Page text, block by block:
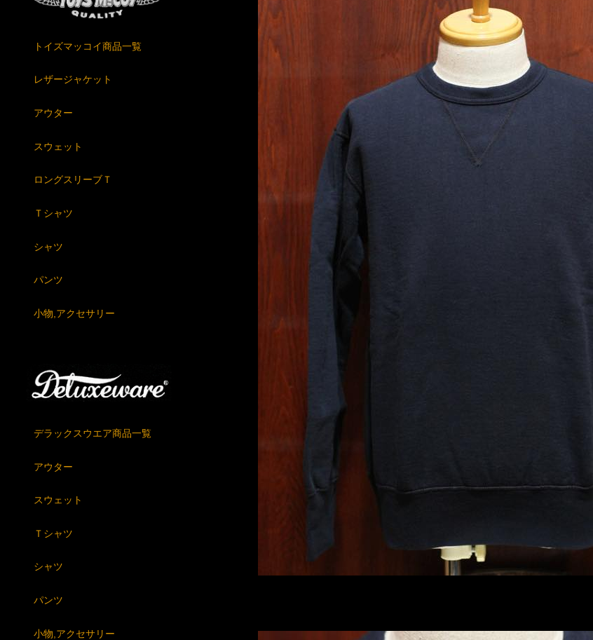
トイズマッコイ商品一覧
レザージャケット
アウター
スウェット
ロングスリーブＴ
Ｔシャツ
シャツ
パンツ
小物,アクセサリー
デラックスウエア商品一覧
アウター
スウェット
Ｔシャツ
シャツ
パンツ
小物,アクセサリー